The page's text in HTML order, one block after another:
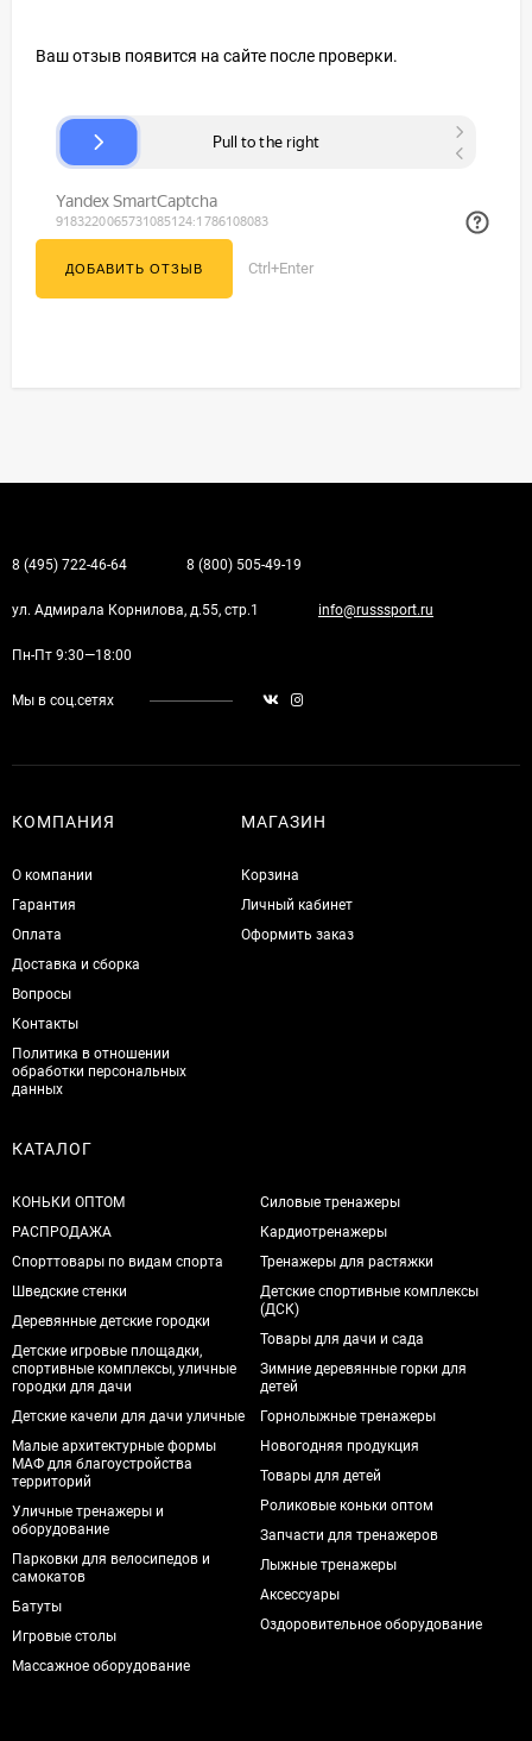
Ваш отзыв появится на сайте после проверки.
Ctrl+Enter
8 (495) 722-46-64 8 (800) 505-49-19
ул. Адмирала Корнилова, д.55, стр.1 info@russsport.ru
Пн-Пт 9:30—18:00
Мы в соц.сетях
КОМПАНИЯ
О компании
Гарантия
Оплата
Доставка и сборка
Вопросы
Контакты
Политика в отношении
обработки персональных
данных
МАГАЗИН
Корзина
Личный кабинет
Оформить заказ
КАТАЛОГ
КОНЬКИ ОПТОМ
РАСПРОДАЖА
Спорттовары по видам спорта
Шведские стенки
Деревянные детские городки
Детские игровые площадки,
спортивные комплексы, уличные
городки для дачи
Детские качели для дачи уличные
Малые архитектурные формы
МАФ для благоустройства
территорий
Уличные тренажеры и
оборудование
Парковки для велосипедов и
самокатов
Батуты
Игровые столы
Массажное оборудование
Силовые тренажеры
Кардиотренажеры
Тренажеры для растяжки
Детские спортивные комплексы
(ДСК)
Товары для дачи и сада
Зимние деревянные горки для
детей
Горнолыжные тренажеры
Новогодняя продукция
Товары для детей
Роликовые коньки оптом
Запчасти для тренажеров
Лыжные тренажеры
Аксессуары
Оздоровительное оборудование